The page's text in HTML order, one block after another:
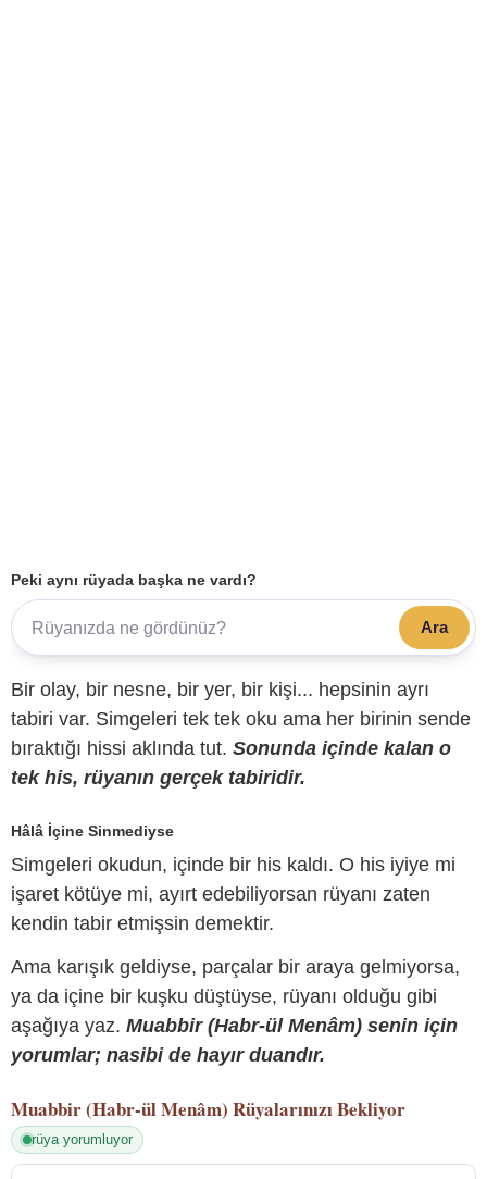
Peki aynı rüyada başka ne vardı?
Ara
Bir olay, bir nesne, bir yer, bir kişi... hepsinin ayrı
tabiri var. Simgeleri tek tek oku ama her birinin sende
bıraktığı hissi aklında tut. Sonunda içinde kalan o
tek his, rüyanın gerçek tabiridir.
Hâlâ İçine Sinmediyse
Simgeleri okudun, içinde bir his kaldı. O his iyiye mi
işaret kötüye mi, ayırt edebiliyorsan rüyanı zaten
kendin tabir etmişsin demektir.
Ama karışık geldiyse, parçalar bir araya gelmiyorsa,
ya da içine bir kuşku düştüyse, rüyanı olduğu gibi
aşağıya yaz. Muabbir (Habr-ül Menâm) senin için
yorumlar; nasibi de hayır duandır.
Muabbir (Habr-ül Menâm) Rüyalarınızı Bekliyor
rüya yorumluyor